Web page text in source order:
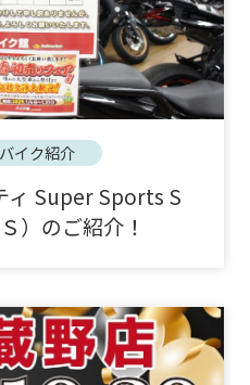
バイク紹介
ィ Super Sports S
）のご紹介！